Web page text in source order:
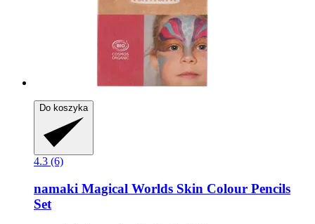
Do koszyka
4.3 (6)
namaki Magical Worlds Skin Colour Pencils
Set